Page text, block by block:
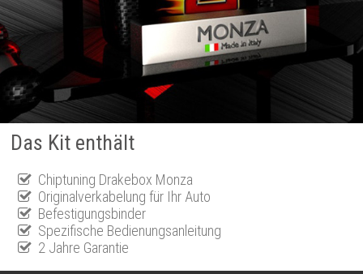
Das Kit enthält
Chiptuning Drakebox Monza
Originalverkabelung für Ihr Auto
Befestigungsbinder
Spezifische Bedienungsanleitung
2 Jahre Garantie